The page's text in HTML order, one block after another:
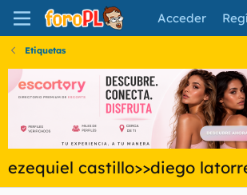
Acceder
Etiquetas
ezequiel castillo>>diego